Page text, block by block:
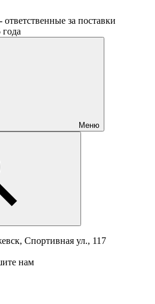
за поставки
Меню
Спортивная ул., 117
нам